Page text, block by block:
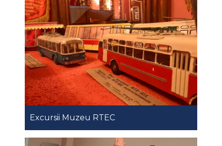
Excursii Muzeu RTEC